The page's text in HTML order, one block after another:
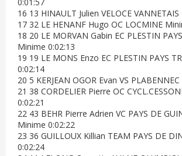
16 13 HINAULT Julien VELOCE
17 32 LE HENANF Hugo OC LOCMINE
18 20 LE MORVAN Gabin EC PLESTIN
Minime 0:02:13
19 19 LE MONS Enzo EC PLESTIN PAYS
0:02:14
20 5 KERJEAN OGOR Evan VS
21 38 CORDELIER Pierre OC
0:02:21
22 43 BEHR Pierre Adrien VC PAYS DE
Minime 0:02:22
23 36 GUILLOUX Killian TEAM PAYS DE
0:02:24